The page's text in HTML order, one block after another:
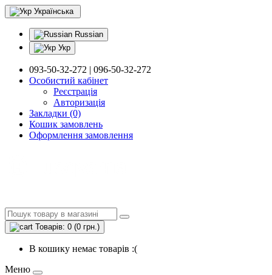
Українська
Russian
Укр
093-50-32-272 | 096-50-32-272
Особистий кабінет
Реєстрація
Авторизація
Закладки (0)
Кошик замовлень
Оформлення замовлення
Товарів: 0 (0 грн.)
В кошику немає товарів :(
Меню